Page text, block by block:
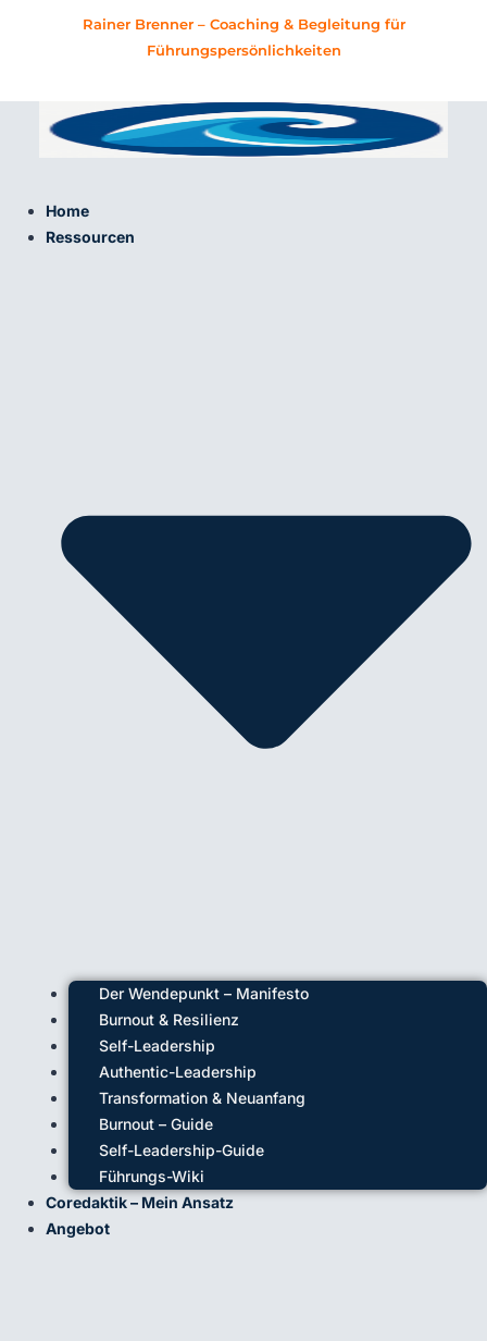
Rainer Brenner – Coaching & Begleitung für
Führungspersönlichkeiten
Home
Ressourcen
Der Wendepunkt – Manifesto
Burnout & Resilienz
Self-Leadership
Authentic-Leadership
Transformation & Neuanfang
Burnout – Guide
Self-Leadership-Guide
Führungs-Wiki
Coredaktik – Mein Ansatz
Angebot